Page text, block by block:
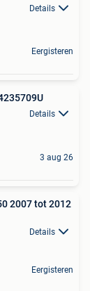
Details
Eergisteren
Details
3 aug 26
2007 tot 2012
Details
Eergisteren